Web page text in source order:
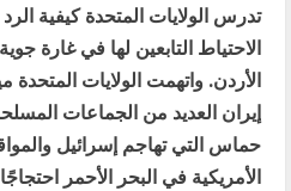
تدرس الولايات المتحدة كيفية
الاحتياط التابعين لها في غارة
الأردن. واتهمت الولايات المتحدة
إيران العديد من الجماعات
حماس التي تهاجم إسرائيل
الأمريكية في البحر الأحمر